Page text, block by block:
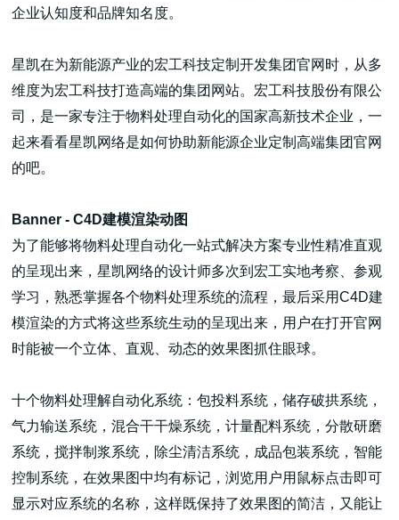
一番赏/魔力赏/福袋抽赏/宝箱赏/无限赏
广告大片形式做开发
企业认知度和品牌知名度。
星凯在为新能源产业的宏工科技定制开发集团官网时，从多
维度为宏工科技打造高端的集团网站。宏工科技股份有限公
司，是一家专注于物料处理自动化的国家高新技术企业，一
起来看看星凯网络是如何协助新能源企业定制高端集团官网
的吧。
Banner - C4D建模渲染动图
为了能够将物料处理自动化一站式解决方案专业性精准直观
的呈现出来，星凯网络的设计师多次到宏工实地考察、参观
学习，熟悉掌握各个物料处理系统的流程，最后采用C4D建
模渲染的方式将这些系统生动的呈现出来，用户在打开官网
时能被一个立体、直观、动态的效果图抓住眼球。
十个物料处理解自动化系统：包投料系统，储存破拱系统，
气力输送系统，混合干干燥系统，计量配料系统，分散研磨
系统，搅拌制浆系统，除尘清洁系统，成品包装系统，智能
控制系统，在效果图中均有标记，浏览用户用鼠标点击即可
显示对应系统的名称，这样既保持了效果图的简洁，又能让